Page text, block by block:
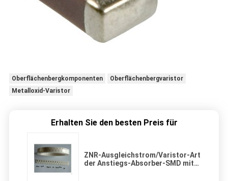
Oberflächenbergkomponenten
Oberflächenbergvaristor
Metalloxid-Varistor
Erhalten Sie den besten Preis für
ZNR-Ausgleichstrom/Varistor-Art
der Anstiegs-Absorber-SMD mit